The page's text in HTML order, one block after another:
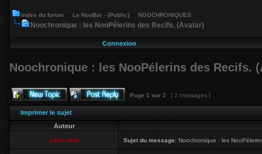
Index du forum » Le NooBar - (Public) » NOOCHRONIQUES
Noochronique : les NooPélerins des Recifs. (Avatar)
Connexion
Noochronique : les NooPélerins des Recifs.
Page 1 sur 1 [ 2 messages ]
Imprimer le sujet
Auteur
yann.minh Sujet du message: Noochronique : les